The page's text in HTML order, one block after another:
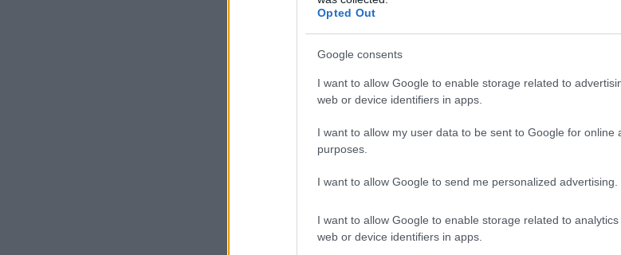
Opted Out
Google consents
I want to allow Google to enable storage related to
web or device identifiers in apps.
I want to allow my user data to be sent to Google for online
purposes.
I want to allow Google to send me personalized advertising.
I want to allow Google to enable storage related to
web or device identifiers in apps.
Ο υπουργός Προστασίας του Πολίτη
αρχών αλλά και η περιφρούρηση των
απαίτηση της ελληνικής κοινωνίας.